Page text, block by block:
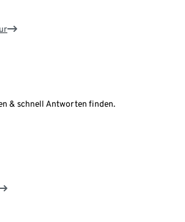
& schnell Antworten finden.